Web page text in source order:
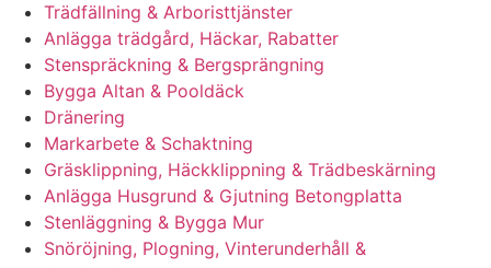
Trädfällning & Arboristtjänster
Anlägga trädgård, Häckar, Rabatter
Stenspräckning & Bergsprängning
Bygga Altan & Pooldäck
Dränering
Markarbete & Schaktning
Gräsklippning, Häckklippning & Trädbeskärning
Anlägga Husgrund & Gjutning Betongplatta
Stenläggning & Bygga Mur
Snöröjning, Plogning, Vinterunderhåll &